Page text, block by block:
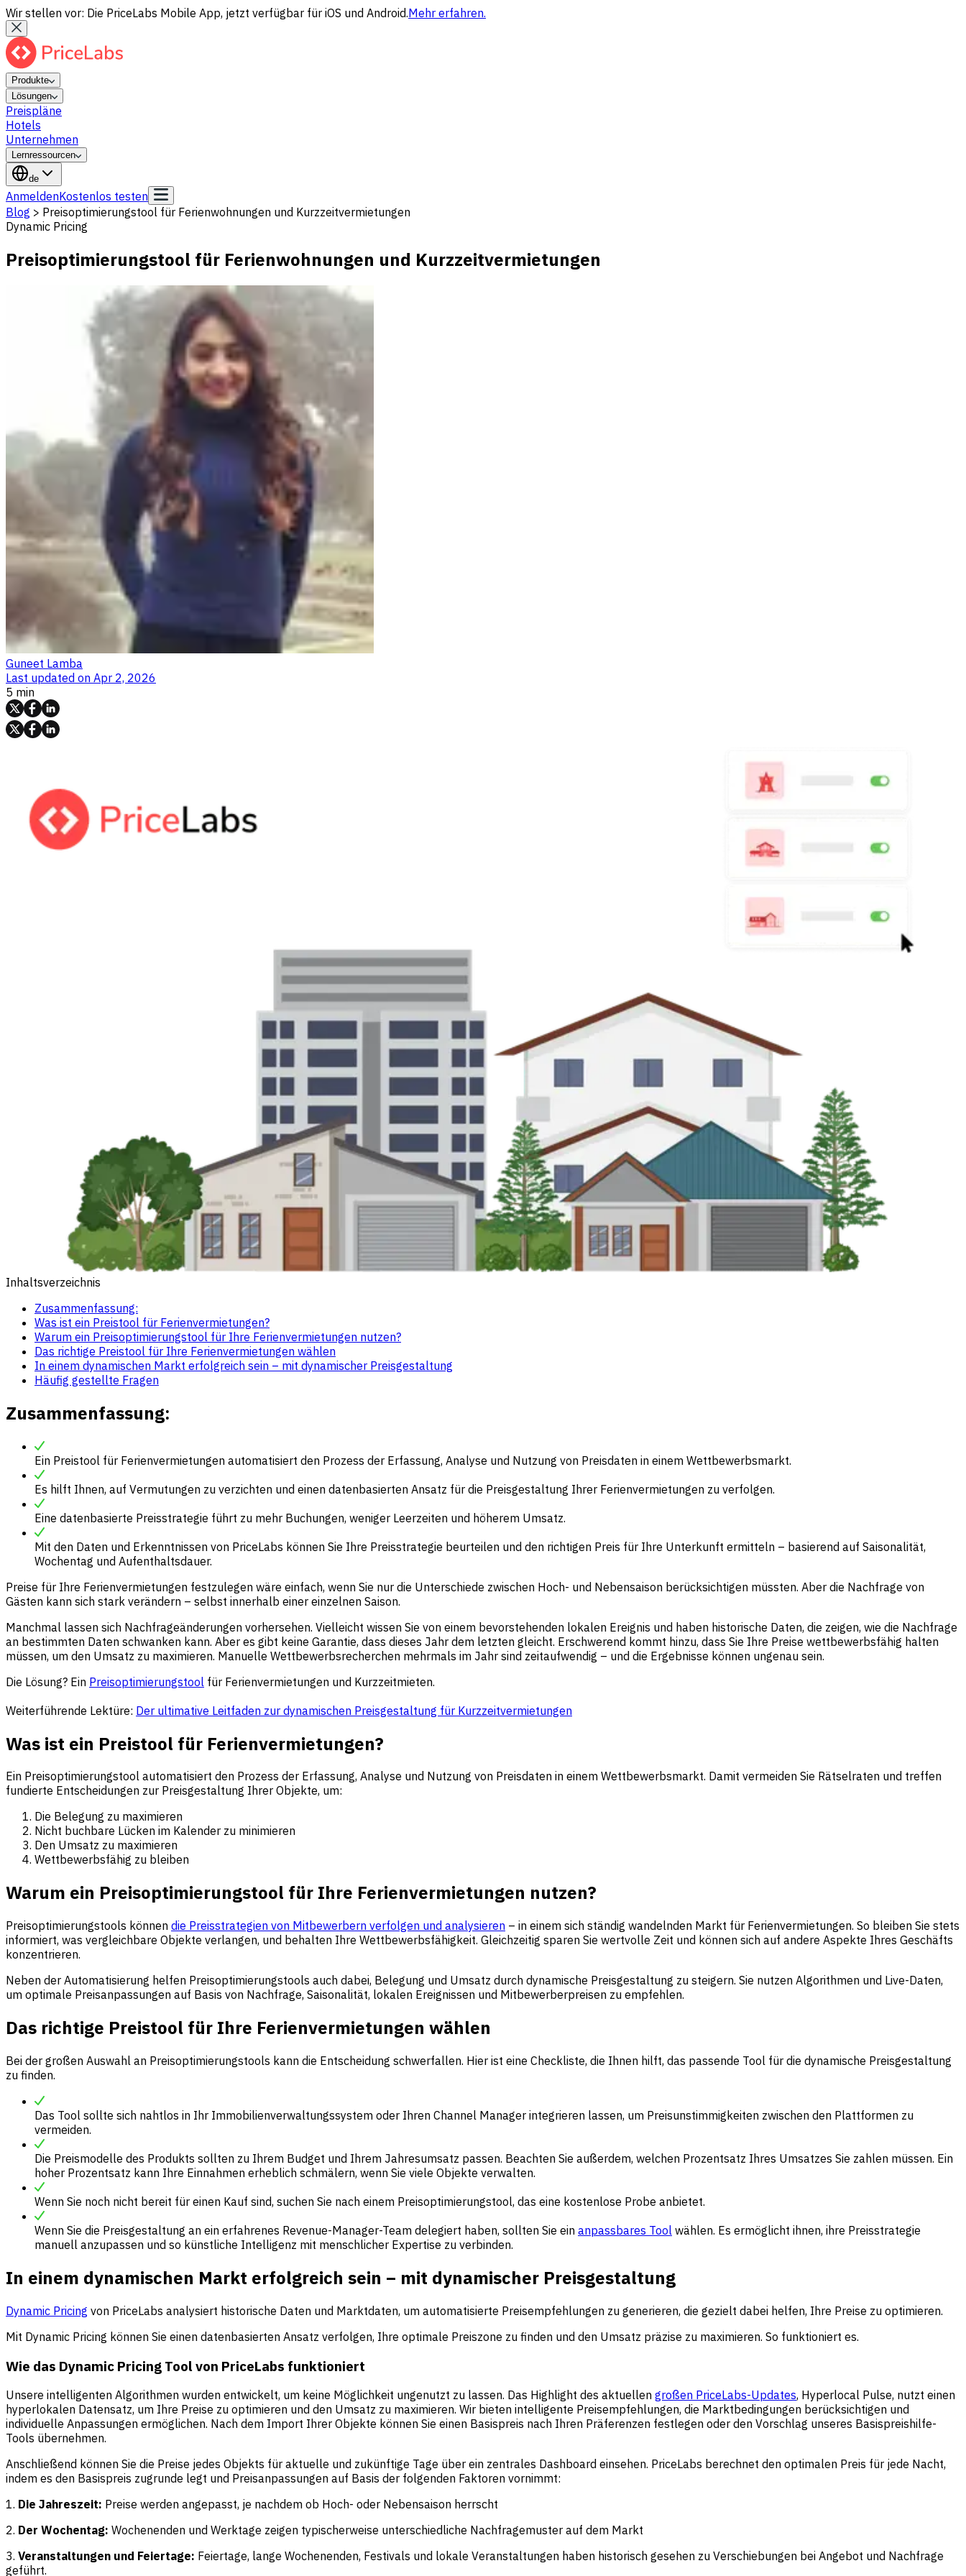
Wir stellen vor: Die PriceLabs Mobile App, jetzt verfügbar für iOS und Android.Mehr erfahren.
Produkte
Lösungen
Preispläne
Hotels
Unternehmen
Lernressourcen
de
AnmeldenKostenlos testen
Blog > Preisoptimierungstool für Ferienwohnungen und Kurzzeitvermietungen
Dynamic Pricing
Preisoptimierungstool für Ferienwohnungen und Kurzzeitvermietungen
Guneet Lamba
Last updated on Apr 2, 2026
5 min
Inhaltsverzeichnis
Zusammenfassung:
Was ist ein Preistool für Ferienvermietungen?
Warum ein Preisoptimierungstool für Ihre Ferienvermietungen nutzen?
Das richtige Preistool für Ihre Ferienvermietungen wählen
In einem dynamischen Markt erfolgreich sein – mit dynamischer Preisgestaltung
Häufig gestellte Fragen
Zusammenfassung:
Ein Preistool für Ferienvermietungen automatisiert den Prozess der Erfassung, Analyse und Nutzung von Preisdaten in einem Wettbewerbsmarkt.
Es hilft Ihnen, auf Vermutungen zu verzichten und einen datenbasierten Ansatz für die Preisgestaltung Ihrer Ferienvermietungen zu verfolgen.
Eine datenbasierte Preisstrategie führt zu mehr Buchungen, weniger Leerzeiten und höherem Umsatz.
Mit den Daten und Erkenntnissen von PriceLabs können Sie Ihre Preisstrategie beurteilen und den richtigen Preis für Ihre Unterkunft ermitteln – basierend auf Saisonalität,
Wochentag und Aufenthaltsdauer.
Preise für Ihre Ferienvermietungen festzulegen wäre einfach, wenn Sie nur die Unterschiede zwischen Hoch- und Nebensaison berücksichtigen müssten. Aber die Nachfrage von
Gästen kann sich stark verändern – selbst innerhalb einer einzelnen Saison.
Manchmal lassen sich Nachfrageänderungen vorhersehen. Vielleicht wissen Sie von einem bevorstehenden lokalen Ereignis und haben historische Daten, die zeigen, wie die Nachfrage
an bestimmten Daten schwanken kann. Aber es gibt keine Garantie, dass dieses Jahr dem letzten gleicht. Erschwerend kommt hinzu, dass Sie Ihre Preise wettbewerbsfähig halten
müssen, um den Umsatz zu maximieren. Manuelle Wettbewerbsrecherchen mehrmals im Jahr sind zeitaufwendig – und die Ergebnisse können ungenau sein.
Die Lösung? Ein Preisoptimierungstool für Ferienvermietungen und Kurzzeitmieten.
Weiterführende Lektüre: Der ultimative Leitfaden zur dynamischen Preisgestaltung für Kurzzeitvermietungen
Was ist ein Preistool für Ferienvermietungen?
Ein Preisoptimierungstool automatisiert den Prozess der Erfassung, Analyse und Nutzung von Preisdaten in einem Wettbewerbsmarkt. Damit vermeiden Sie Rätselraten und treffen
fundierte Entscheidungen zur Preisgestaltung Ihrer Objekte, um:
Die Belegung zu maximieren
Nicht buchbare Lücken im Kalender zu minimieren
Den Umsatz zu maximieren
Wettbewerbsfähig zu bleiben
Warum ein Preisoptimierungstool für Ihre Ferienvermietungen nutzen?
Preisoptimierungstools können die Preisstrategien von Mitbewerbern verfolgen und analysieren – in einem sich ständig wandelnden Markt für Ferienvermietungen. So bleiben Sie stets
informiert, was vergleichbare Objekte verlangen, und behalten Ihre Wettbewerbsfähigkeit. Gleichzeitig sparen Sie wertvolle Zeit und können sich auf andere Aspekte Ihres Geschäfts
konzentrieren.
Neben der Automatisierung helfen Preisoptimierungstools auch dabei, Belegung und Umsatz durch dynamische Preisgestaltung zu steigern. Sie nutzen Algorithmen und Live-Daten,
um optimale Preisanpassungen auf Basis von Nachfrage, Saisonalität, lokalen Ereignissen und Mitbewerberpreisen zu empfehlen.
Das richtige Preistool für Ihre Ferienvermietungen wählen
Bei der großen Auswahl an Preisoptimierungstools kann die Entscheidung schwerfallen. Hier ist eine Checkliste, die Ihnen hilft, das passende Tool für die dynamische Preisgestaltung
zu finden.
Das Tool sollte sich nahtlos in Ihr Immobilienverwaltungssystem oder Ihren Channel Manager integrieren lassen, um Preisunstimmigkeiten zwischen den Plattformen zu
vermeiden.
Die Preismodelle des Produkts sollten zu Ihrem Budget und Ihrem Jahresumsatz passen. Beachten Sie außerdem, welchen Prozentsatz Ihres Umsatzes Sie zahlen müssen. Ein
hoher Prozentsatz kann Ihre Einnahmen erheblich schmälern, wenn Sie viele Objekte verwalten.
Wenn Sie noch nicht bereit für einen Kauf sind, suchen Sie nach einem Preisoptimierungstool, das eine kostenlose Probe anbietet.
Wenn Sie die Preisgestaltung an ein erfahrenes Revenue-Manager-Team delegiert haben, sollten Sie ein anpassbares Tool wählen. Es ermöglicht ihnen, ihre Preisstrategie
manuell anzupassen und so künstliche Intelligenz mit menschlicher Expertise zu verbinden.
In einem dynamischen Markt erfolgreich sein – mit dynamischer Preisgestaltung
Dynamic Pricing von PriceLabs analysiert historische Daten und Marktdaten, um automatisierte Preisempfehlungen zu generieren, die gezielt dabei helfen, Ihre Preise zu optimieren.
Mit Dynamic Pricing können Sie einen datenbasierten Ansatz verfolgen, Ihre optimale Preiszone zu finden und den Umsatz präzise zu maximieren. So funktioniert es.
Wie das Dynamic Pricing Tool von PriceLabs funktioniert
Unsere intelligenten Algorithmen wurden entwickelt, um keine Möglichkeit ungenutzt zu lassen. Das Highlight des aktuellen großen PriceLabs-Updates, Hyperlocal Pulse, nutzt einen
hyperlokalen Datensatz, um Ihre Preise zu optimieren und den Umsatz zu maximieren. Wir bieten intelligente Preisempfehlungen, die Marktbedingungen berücksichtigen und
individuelle Anpassungen ermöglichen. Nach dem Import Ihrer Objekte können Sie einen Basispreis nach Ihren Präferenzen festlegen oder den Vorschlag unseres Basispreishilfe-
Tools übernehmen.
Anschließend können Sie die Preise jedes Objekts für aktuelle und zukünftige Tage über ein zentrales Dashboard einsehen. PriceLabs berechnet den optimalen Preis für jede Nacht,
indem es den Basispreis zugrunde legt und Preisanpassungen auf Basis der folgenden Faktoren vornimmt:
1. Die Jahreszeit: Preise werden angepasst, je nachdem ob Hoch- oder Nebensaison herrscht
2. Der Wochentag: Wochenenden und Werktage zeigen typischerweise unterschiedliche Nachfragemuster auf dem Markt
3. Veranstaltungen und Feiertage: Feiertage, lange Wochenenden, Festivals und lokale Veranstaltungen haben historisch gesehen zu Verschiebungen bei Angebot und Nachfrage
geführt.